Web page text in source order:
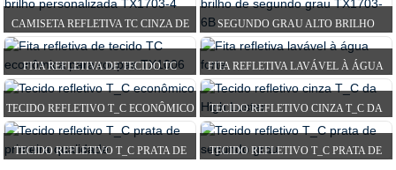
CAMISETA REFLETIVA TC CINZA DE
ALTO BRILHO PERSONALIZADA...
SEGUNDO GRAU ALTO BRILHO
PRATA TC REF...
FITA REFLETIVA DE TECIDO TC
ECONÔMICA PARA ROUPAS...
FITA REFLETIVA LAVÁVEL À ÁGUA
FORTE
TECIDO REFLETIVO T_C ECONÔMICO
TECIDO REFLETIVO CINZA T_C DA
HIGH LUSTER
TECIDO REFLETIVO T_C PRATA DE
TECIDO REFLETIVO T_C PRATA DE